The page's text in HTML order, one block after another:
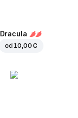
Dracula
od10,00 €